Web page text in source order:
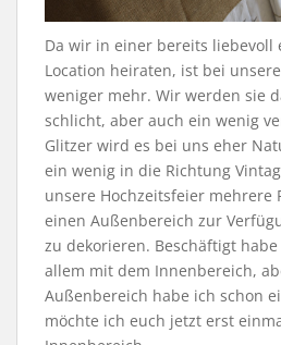
Da wir in einer bereits liebevoll
Location heiraten, ist bei
weniger mehr. Wir werden sie
schlicht, aber auch ein wenig
Glitzer wird es bei uns eher
ein wenig in die Richtung
unsere Hochzeitsfeier mehrere
einen Außenbereich zur
zu dekorieren. Beschäftigt
allem mit dem Innenbereich,
Außenbereich habe ich schon
möchte ich euch jetzt erst